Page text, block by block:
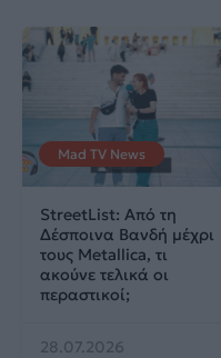
Mad TV News
StreetList: Από τη
Δέσποινα Βανδή μέχρι
τους Metallica, τι
ακούνε τελικά οι
περαστικοί;
28.07.2026